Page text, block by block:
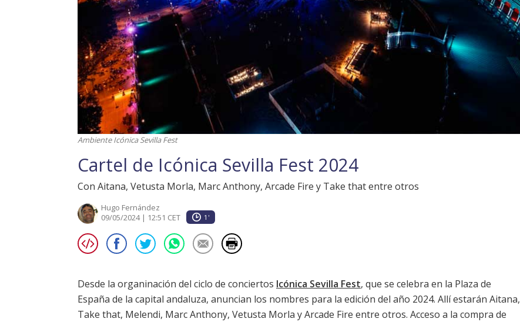
Ambiente Icónica Sevilla Fest
Cartel de Icónica Sevilla Fest 2024
Con Aitana, Vetusta Morla, Marc Anthony, Arcade Fire y Take that entre otros
Hugo Fernández
09/05/2024 | 12:51 CET
1'
Desde la organinación del ciclo de conciertos Icónica Sevilla Fest, que se celebra en la Plaza de
España de la capital andaluza, anuncian los nombres para la edición del año 2024. Allí estarán Aitana,
Take that, Melendi, Marc Anthony, Vetusta Morla y Arcade Fire entre otros. Acceso a la compra de